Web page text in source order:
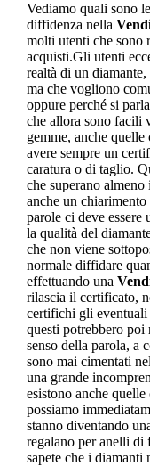
Vediamo quali sono
diffidenza nella
molti utenti che sono
acquisti.Gli utenti
realtà di un
ma che vogliono
oppure perché si
che allora sono facili
gemme, anche
avere sempre un
caratura o di taglio.
che superano
anche un
parole ci deve essere
la qualità del
che non viene
normale diffidare
effettuando una
rilascia il certificato,
certifichi gli eventuali
questi potrebbero
senso della parola, a
sono mai cimentati
una grande
esistono anche
possiamo
stanno diventando
regalano per anelli di
sapete che i